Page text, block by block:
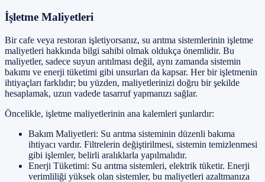
İşletme Maliyetleri
Bir cafe veya restoran işletiyorsanız, su arıtma sistemlerinin işletme
maliyetleri hakkında bilgi sahibi olmak oldukça önemlidir. Bu
maliyetler, sadece suyun arıtılması değil, aynı zamanda sistemin
bakımı ve enerji tüketimi gibi unsurları da kapsar. Her bir işletmenin
ihtiyaçları farklıdır; bu yüzden, maliyetlerinizi doğru bir şekilde
hesaplamak, uzun vadede tasarruf yapmanızı sağlar.
Öncelikle, işletme maliyetlerinin ana kalemleri şunlardır:
Bakım Maliyetleri: Su arıtma sisteminin düzenli bakıma
ihtiyacı vardır. Filtrelerin değiştirilmesi, sistemin temizlenmesi
gibi işlemler, belirli aralıklarla yapılmalıdır.
Enerji Tüketimi: Su arıtma sistemleri, elektrik tüketir. Enerji
verimliliği yüksek olan sistemler, bu maliyetleri azaltmanıza